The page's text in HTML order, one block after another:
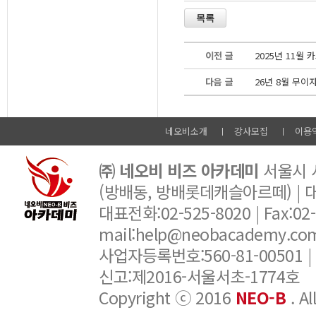
이전 글
2025년 11월
다음 글
26년 8월 무이
네오비소개 강사모집 이용
㈜ 네오비 비즈 아카데미 서울시
(방배동, 방배롯데캐슬아르떼) |
대표전화:02-525-8020 |
사업자등록번호:560-81-00501
신고:제2016-서울서초-1774호
Copyright ⓒ 2016 NEO-B .